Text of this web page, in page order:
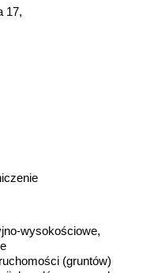
17,
wysokościowe,
(gruntów)